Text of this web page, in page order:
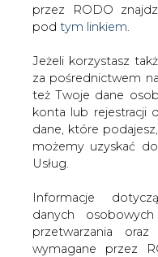
WŁĄCZ
przez RODO
pod tym linkiem.
Jeżeli korzystasz
za pośrednictwem
też Twoje dane
konta lub rejestracji
dane, które
możemy uzyskać
Usług.
Informacje
danych
przetwarzania
wymagane przez
Strona główna
MKiŚ najważniejsze
gospodarce